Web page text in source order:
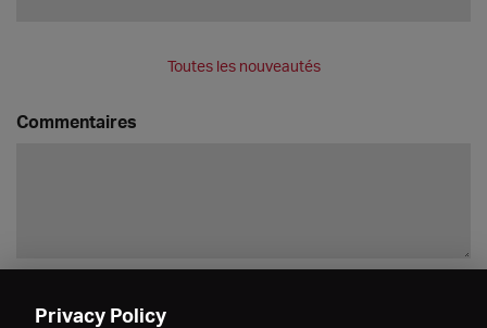
Toutes les nouveautés
Commentaires
Privacy Policy